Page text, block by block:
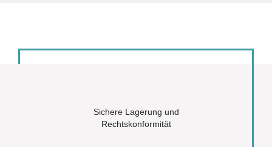
Sichere Lagerung und
Rechtskonformität